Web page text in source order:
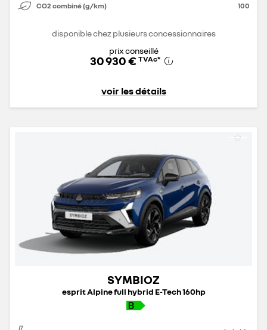
CO2 combiné (g/km) 100
disponible chez plusieurs concessionnaires
prix conseillé
30 930 € TVAc*
voir les détails
SYMBIOZ
esprit Alpine full hybrid E-Tech 160hp